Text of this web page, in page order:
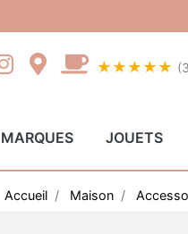
★★★★★
MARQUES JOUETS
Accueil Maison